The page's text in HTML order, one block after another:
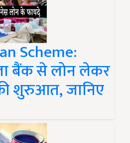
Scheme:
बैंक से लोन लेकर
शुरुआत, जानिए